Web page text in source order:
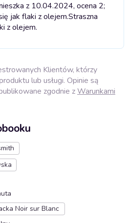
z 10.04.2024, ocena 2;
jak flaki z olejem.Straszna
z olejem.
Klientów, którzy
lub usługi. Opinie są
zgodnie zWarunkami
Noir sur Blanc